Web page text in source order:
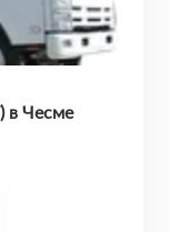
в Чесме